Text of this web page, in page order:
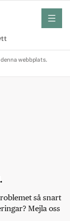
meny
webbplats.
så snart
Mejla oss